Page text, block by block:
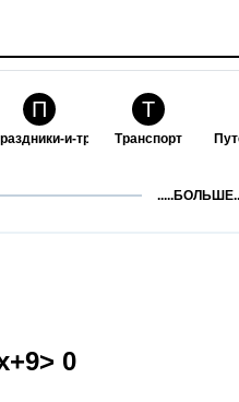
П
и-традиции
Т
Транспорт
0